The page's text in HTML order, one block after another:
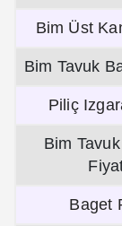
Bim Üst
Bim Tavuk
Piliç
Bim
Baget